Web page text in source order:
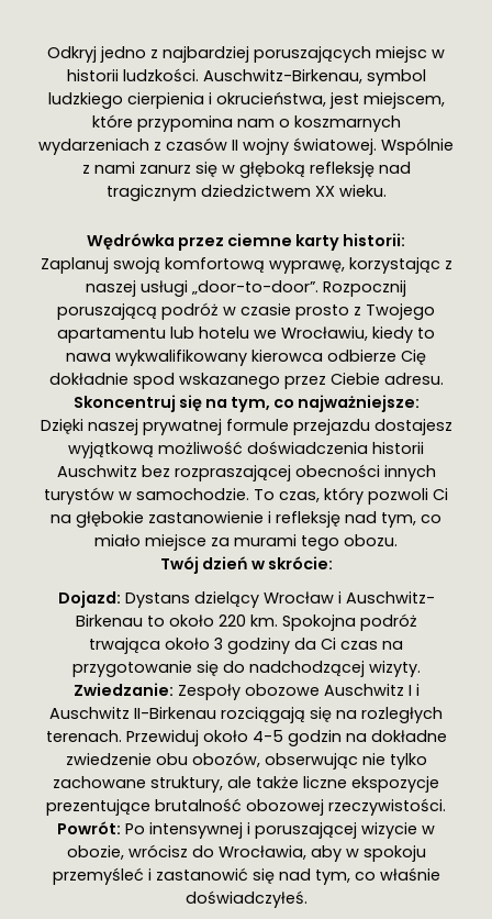
Odkryj jedno z najbardziej poruszających miejsc w
historii ludzkości. Auschwitz-Birkenau, symbol
ludzkiego cierpienia i okrucieństwa, jest miejscem,
które przypomina nam o koszmarnych
wydarzeniach z czasów II wojny światowej. Wspólnie
z nami zanurz się w głęboką refleksję nad
tragicznym dziedzictwem XX wieku.
Wędrówka przez ciemne karty historii:
Zaplanuj swoją komfortową wyprawę, korzystając z
naszej usługi „door-to-door”. Rozpocznij
poruszającą podróż w czasie prosto z Twojego
apartamentu lub hotelu we Wrocławiu, kiedy to
nawa wykwalifikowany kierowca odbierze Cię
dokładnie spod wskazanego przez Ciebie adresu.
Skoncentruj się na tym, co najważniejsze:
Dzięki naszej prywatnej formule przejazdu dostajesz
wyjątkową możliwość doświadczenia historii
Auschwitz bez rozpraszającej obecności innych
turystów w samochodzie. To czas, który pozwoli Ci
na głębokie zastanowienie i refleksję nad tym, co
miało miejsce za murami tego obozu.
Twój dzień w skrócie:
Dojazd: Dystans dzielący Wrocław i Auschwitz-
Birkenau to około 220 km. Spokojna podróż
trwająca około 3 godziny da Ci czas na
przygotowanie się do nadchodzącej wizyty.
Zwiedzanie: Zespoły obozowe Auschwitz I i
Auschwitz II-Birkenau rozciągają się na rozległych
terenach. Przewiduj około 4-5 godzin na dokładne
zwiedzenie obu obozów, obserwując nie tylko
zachowane struktury, ale także liczne ekspozycje
prezentujące brutalność obozowej rzeczywistości.
Powrót: Po intensywnej i poruszającej wizycie w
obozie, wrócisz do Wrocławia, aby w spokoju
przemyśleć i zastanowić się nad tym, co właśnie
doświadczyłeś.